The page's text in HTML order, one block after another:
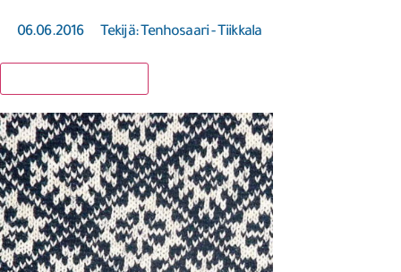
06.06.2016 Tekijä:Tenhosaari - Tiikkala